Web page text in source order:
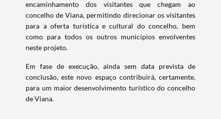
encaminhamento dos visitantes que chegam ao
concelho de Viana, permitindo direcionar os visitantes
para a oferta turística e cultural do concelho, bem
como para todos os outros municípios envolventes
neste projeto.
Em fase de execução, ainda sem data prevista de
conclusão, este novo espaço contribuirá, certamente,
para um maior desenvolvimento turístico do concelho
de Viana.